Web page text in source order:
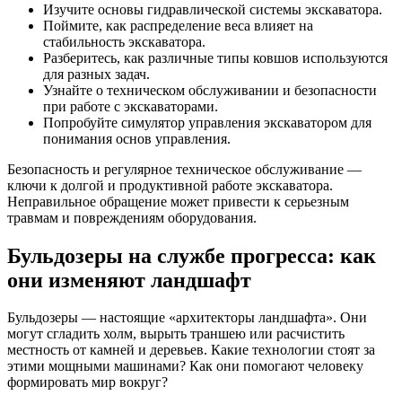
Изучите основы гидравлической системы экскаватора.
Поймите, как распределение веса влияет на
стабильность экскаватора.
Разберитесь, как различные типы ковшов используются
для разных задач.
Узнайте о техническом обслуживании и безопасности
при работе с экскаваторами.
Попробуйте симулятор управления экскаватором для
понимания основ управления.
Безопасность и регулярное техническое обслуживание —
ключи к долгой и продуктивной работе экскаватора.
Неправильное обращение может привести к серьезным
травмам и повреждениям оборудования.
Бульдозеры на службе прогресса: как
они изменяют ландшафт
Бульдозеры — настоящие «архитекторы ландшафта». Они
могут сгладить холм, вырыть траншею или расчистить
местность от камней и деревьев. Какие технологии стоят за
этими мощными машинами? Как они помогают человеку
формировать мир вокруг?